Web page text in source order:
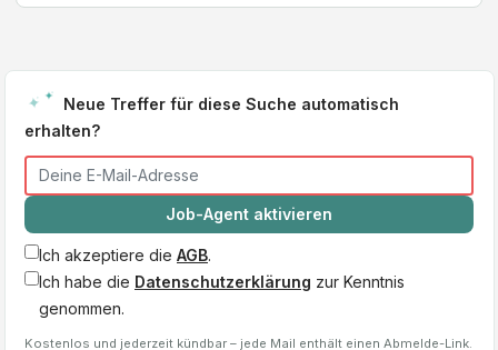
Neue Treffer für diese Suche automatisch
erhalten?
Job-Agent aktivieren
Ich akzeptiere die AGB.
Ich habe die Datenschutzerklärung zur Kenntnis
genommen.
Kostenlos und jederzeit kündbar – jede Mail enthält einen Abmelde-Link.